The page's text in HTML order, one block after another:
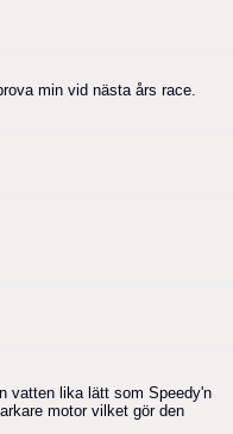
min vid nästa års race.
vatten lika lätt som Speedy'n
motor vilket gör den